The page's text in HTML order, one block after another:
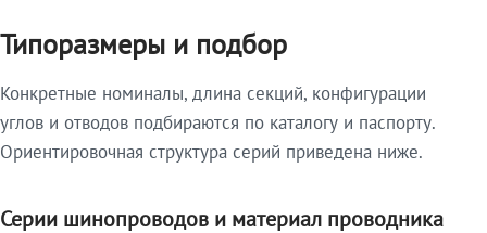
Типоразмеры и подбор
Конкретные номиналы, длина секций, конфигурации
углов и отводов подбираются по каталогу и паспорту.
Ориентировочная структура серий приведена ниже.
Серии шинопроводов и материал проводника